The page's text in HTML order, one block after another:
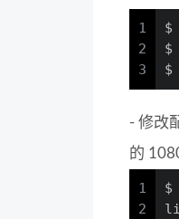
1
2
3
$
$
$
- 修改
的
1
2
$